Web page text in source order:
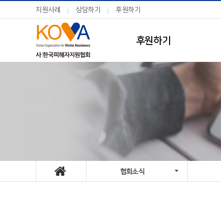
지원사례 상담하기 후원하기
후원하기
협회소식